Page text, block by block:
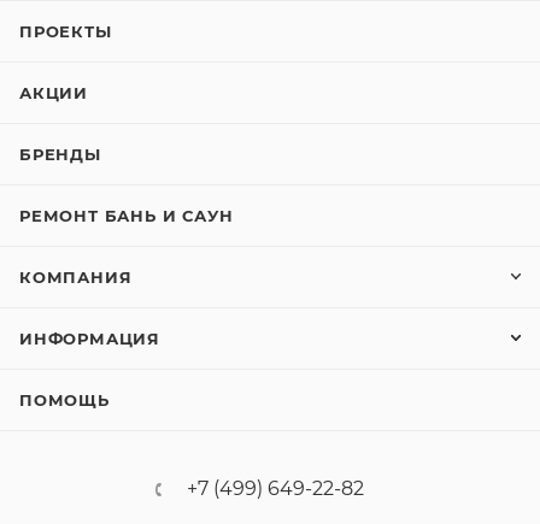
ПРОЕКТЫ
АКЦИИ
БРЕНДЫ
РЕМОНТ БАНЬ И САУН
КОМПАНИЯ
ИНФОРМАЦИЯ
ПОМОЩЬ
+7 (499) 649-22-82